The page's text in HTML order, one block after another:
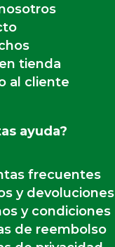
tienda
al cliente
ayuda?
frecuentes
y devoluciones
y condiciones
de reembolso